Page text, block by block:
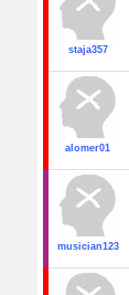
staja357
alomer01
musician123